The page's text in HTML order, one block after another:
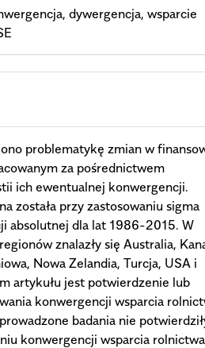
dywergencja, wsparcie
problematykę zmian w
za pośrednictwem
ich ewentualnej konwergencji.
została przy zastosowaniu sigma
absolutnej dla lat 1986-2015. W
znalazły się Australia,
Nowa Zelandia, Turcja, USA i
artykułu jest po­twierdzenie lub
konwergencji wsparcia
badania nie
konwergencji wsparcia